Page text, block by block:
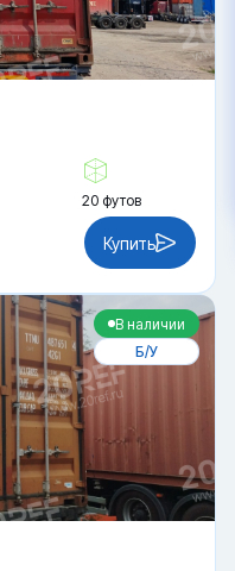
20 футов
Купить
В наличии
Б/У